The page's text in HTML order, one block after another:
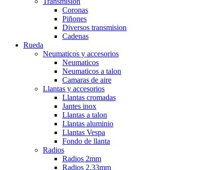
Coronas
Piñones
Diversos transmision
Cadenas
Rueda
Neumaticos y accesorios
Neumaticos
Neumaticos a talon
Camaras de aire
Llantas y accesorios
Llantas cromadas
Jantes inox
Llantas a talon
Llantas aluminio
Llantas Vespa
Fondo de llanta
Radios
Radios 2mm
Radios 2,33mm